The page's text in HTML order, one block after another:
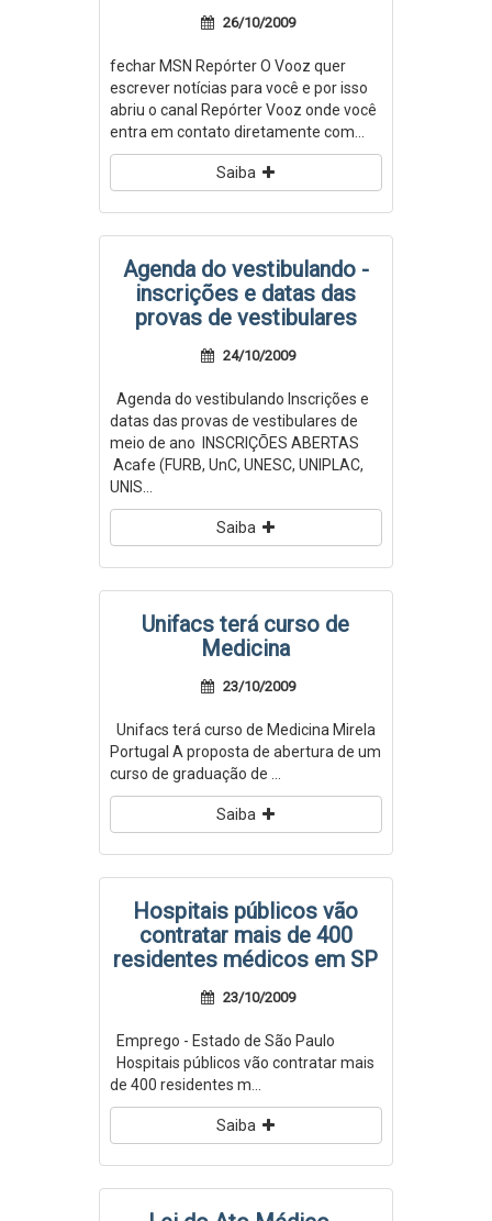
26/10/2009
fechar MSN Repórter O Vooz quer
escrever notícias para você e por isso
abriu o canal Repórter Vooz onde você
entra em contato diretamente com...
Saiba
Agenda do vestibulando -
inscrições e datas das
provas de vestibulares
24/10/2009
Agenda do vestibulando Inscrições e
datas das provas de vestibulares de
meio de ano INSCRIÇÕES ABERTAS
Acafe (FURB, UnC, UNESC, UNIPLAC,
UNIS...
Saiba
Unifacs terá curso de
Medicina
23/10/2009
Unifacs terá curso de Medicina Mirela
Portugal A proposta de abertura de um
curso de graduação de ...
Saiba
Hospitais públicos vão
contratar mais de 400
residentes médicos em SP
23/10/2009
Emprego - Estado de São Paulo
Hospitais públicos vão contratar mais
de 400 residentes m...
Saiba